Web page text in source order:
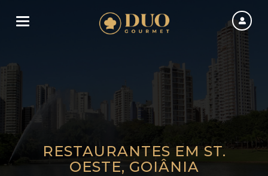
Toggle navigation
RESTAURANTES EM ST.
OESTE, GOIÂNIA